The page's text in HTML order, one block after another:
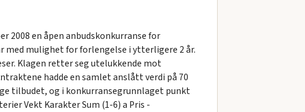
2008 en åpen anbudskonkurranse for
med mulighet for forlengelse i ytterligere 2 år.
Klagen retter seg utelukkende mot
hadde en samlet anslått verdi på 70
tilbudet, og i konkurransegrunnlaget punkt
Vekt Karakter Sum (1-6) a Pris -